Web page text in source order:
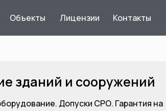
Объекты Лицензии Контакты
зданий и сооружений
Допуски СРО. Гарантия на